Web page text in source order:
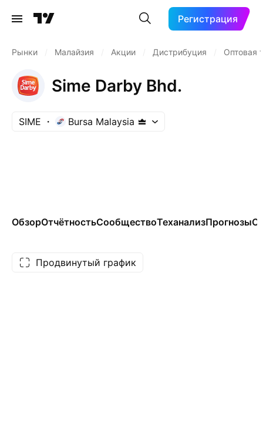
Регистрация
Рынки Малайзия Акции Дистрибуция Оптовая
Sime Darby Bhd.
SIME Bursa Malaysia
ОбзорОтчётностьСообществоТеханализПрогнозы
Продвинутый график